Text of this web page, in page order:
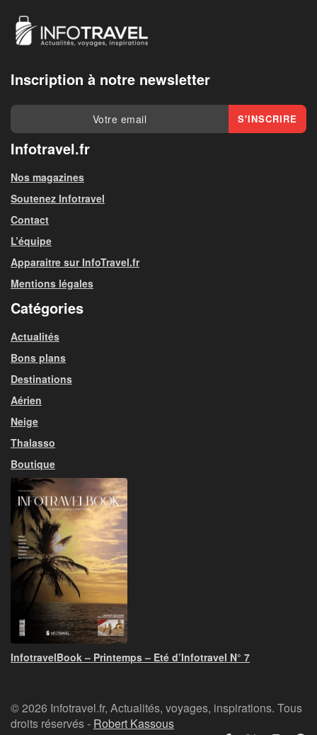
Inscription à notre newsletter
Infotravel.fr
Nos magazines
Soutenez Infotravel
Contact
L’équipe
Apparaitre sur InfoTravel.fr
Mentions légales
Catégories
Actualités
Bons plans
Destinations
Aérien
Neige
Thalasso
Boutique
InfotravelBook – Printemps – Eté d’Infotravel N° 7
© 2026 Infotravel.fr, Actualités, voyages, inspirations. Tous
droits réservés - Robert Kassous